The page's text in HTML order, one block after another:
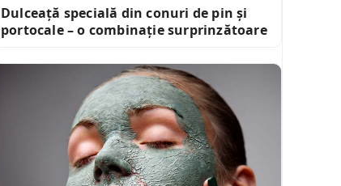
Dulceață specială din conuri de pin și
portocale – o combinație surprinzătoare